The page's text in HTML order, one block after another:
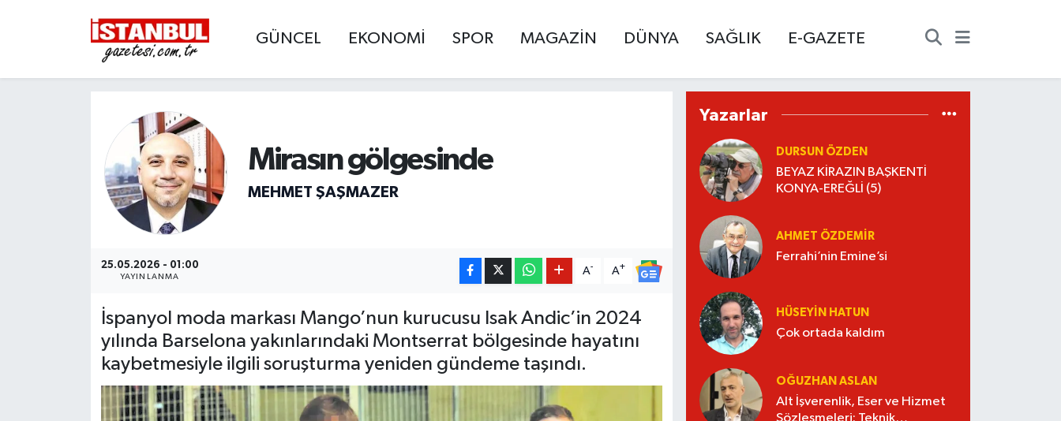
GÜNCEL EKONOMİ SPOR MAGAZİN DÜNYA SAĞLIK E-GAZETE
Mirasın gölgesinde
MEHMET ŞAŞMAZER
25.05.2026 - 01:00
YAYINLANMA
A- A+
İspanyol moda markası Mango’nun kurucusu Isak Andic’in 2024
yılında Barselona yakınlarındaki Montserrat bölgesinde hayatını
kaybetmesiyle ilgili soruşturma yeniden gündeme taşındı.
Yazarlar
DURSUN ÖZDEN
BEYAZ KİRAZIN BAŞKENTİ
KONYA-EREĞLİ (5)
AHMET ÖZDEMIR
Ferrahi’nin Emine’si
HÜSEYIN HATUN
Çok ortada kaldım
OĞUZHAN ASLAN
Alt İşverenlik, Eser ve Hizmet
Sözleşmeleri: Teknik
MAGAZİN
Nöbetçi Eczaneler
Trafik Durumu
Süper Lig Puan Durumu ve Fikstür
Tüm Manşetler
Son Dakika Haberleri